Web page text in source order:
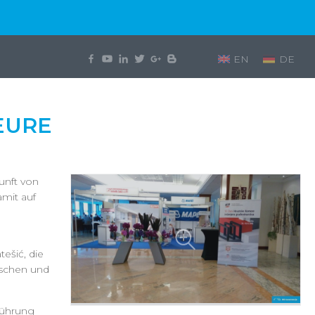
EN DE
von
auf
die
und